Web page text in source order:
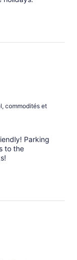
commodités et
Parking
to the